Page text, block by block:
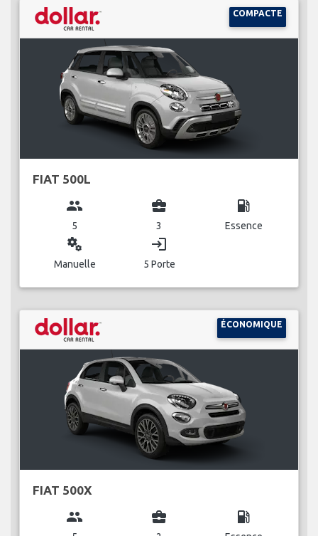
COMPACTE
FIAT 500L
group
5
business_center
3
local_gas_station
Essence
miscellaneous_services
Manuelle
login
5 Porte
ÉCONOMIQUE
FIAT 500X
group business_center local_gas_station